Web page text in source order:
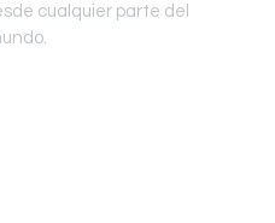
cualquier parte del